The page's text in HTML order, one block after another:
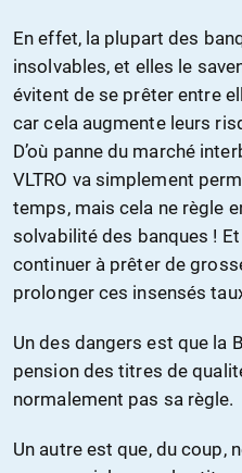
En effet, la plupart des
insolvables, et elles le
évitent de se prêter entre
car cela augmente leurs
D’où panne du marché
VLTRO va simplement
temps, mais cela ne règle
solvabilité des banques !
continuer à prêter de
prolonger ces insensés
Un des dangers est que la
pension des titres de
normalement pas sa règle.
Un autre est que, du coup,